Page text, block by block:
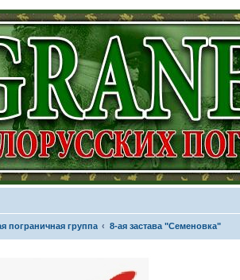
пограничная группа 8-ая застава "Семеновка"